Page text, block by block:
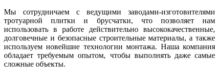
Мы сотрудничаем с ведущими заводами-изготовителями
тротуарной плитки и брусчатки, что позволяет нам
использовать в работе действительно высококачественные,
долговечные и безопасные строительные материалы, а также
используем новейшие технологии монтажа. Наша компания
обладает требуемым опытом, чтобы выполнять даже самые
сложные объекты.